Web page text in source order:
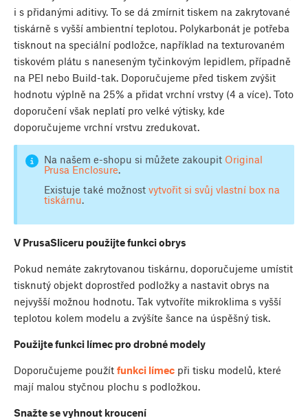
i s přidanými aditivy. To se dá zmírnit tiskem na zakrytované
tiskárně s vyšší ambientní teplotou. Polykarbonát je potřeba
tisknout na speciální podložce, například na texturovaném
tiskovém plátu s naneseným tyčinkovým lepidlem, případně
na PEI nebo Build-tak. Doporučujeme před tiskem zvýšit
hodnotu výplně na 25% a přidat vrchní vrstvy (4 a více). Toto
doporučení však neplatí pro velké výtisky, kde
doporučujeme vrchní vrstvu zredukovat.
Na našem e-shopu si můžete zakoupit Original
Prusa Enclosure.
Existuje také možnost vytvořit si svůj vlastní box na
tiskárnu.
V PrusaSliceru použijte funkci obrys
Pokud nemáte zakrytovanou tiskárnu, doporučujeme umístit
tisknutý objekt doprostřed podložky a nastavit obrys na
nejvyšší možnou hodnotu. Tak vytvoříte mikroklima s vyšší
teplotou kolem modelu a zvýšíte šance na úspěšný tisk.
Použijte funkci límec pro drobné modely
Doporučujeme použít funkci límec při tisku modelů, které
mají malou styčnou plochu s podložkou.
Snažte se vyhnout kroucení